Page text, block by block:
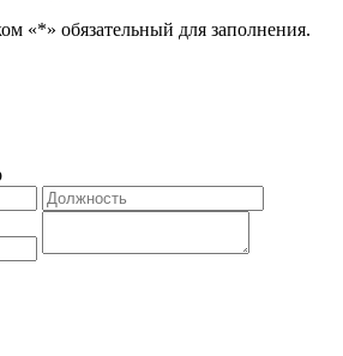
«*» обязательный для заполнения.